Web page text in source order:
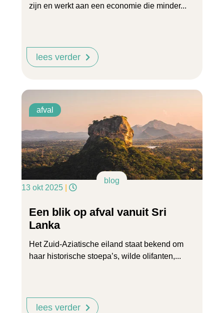
zijn en werkt aan een economie die minder...
lees verder
afval
blog
13 okt 2025
Een blik op afval vanuit Sri
Lanka
Het Zuid-Aziatische eiland staat bekend om
haar historische stoepa’s, wilde olifanten,...
lees verder